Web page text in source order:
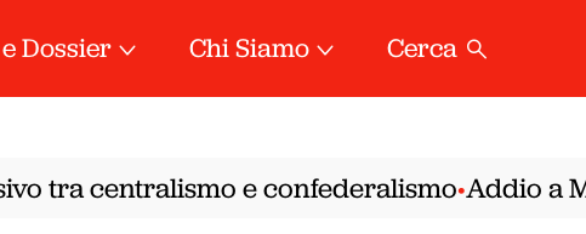
Dossier Chi Siamo Cerca
centralismo e confederalismo•Addio a